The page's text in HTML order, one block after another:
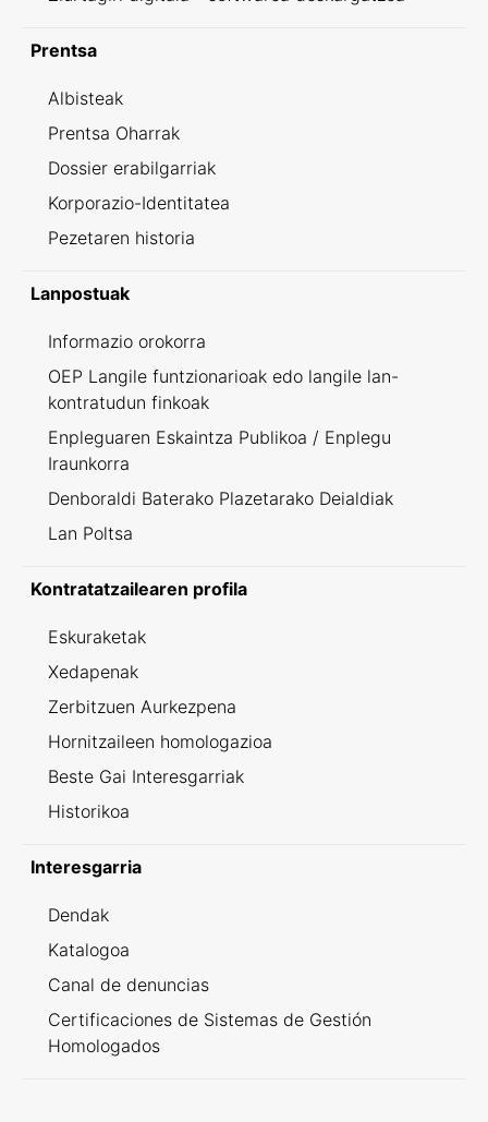
Prentsa
Albisteak
Prentsa Oharrak
Dossier erabilgarriak
Korporazio-Identitatea
Pezetaren historia
Lanpostuak
Informazio orokorra
OEP Langile funtzionarioak edo langile lan-
kontratudun finkoak
Enpleguaren Eskaintza Publikoa / Enplegu
Iraunkorra
Denboraldi Baterako Plazetarako Deialdiak
Lan Poltsa
Kontratatzailearen profila
Eskuraketak
Xedapenak
Zerbitzuen Aurkezpena
Hornitzaileen homologazioa
Beste Gai Interesgarriak
Historikoa
Interesgarria
Dendak
Katalogoa
Canal de denuncias
Certificaciones de Sistemas de Gestión
Homologados